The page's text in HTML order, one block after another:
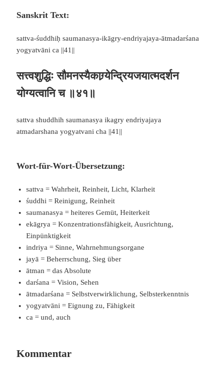
Sanskrit Text:
sattva-śuddhiḥ saumanasya-ikāgry-endriyajaya-ātmadarśana
yogyatvāni ca ||41||
सत्त्वशुद्धिः सौमनस्यैकाग्र्येन्द्रियजयात्मदर्शन
योग्यत्वानि च ॥४१॥
sattva shuddhih saumanasya ikagry endriyajaya
atmadarshana yogyatvani cha ||41||
Wort-für-Wort-Übersetzung:
sattva = Wahrheit, Reinheit, Licht, Klarheit
śuddhi = Reinigung, Reinheit
saumanasya = heiteres Gemüt, Heiterkeit
ekāgrya = Konzentrationsfähigkeit, Ausrichtung,
Einpünktigkeit
indriya = Sinne, Wahrnehmungsorgane
jayā = Beherrschung, Sieg über
ātman = das Absolute
darśana = Vision, Sehen
ātmadarśana = Selbstverwirklichung, Selbsterkenntnis
yogyatvāni = Eignung zu, Fähigkeit
ca = und, auch
Kommentar